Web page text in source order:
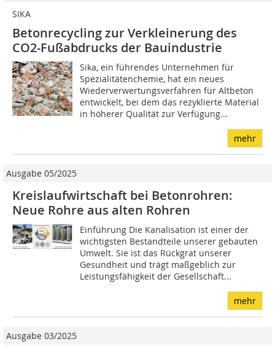
SIKA
Betonrecycling zur Verkleinerung des
CO2-Fußabdrucks der Bauindustrie
Sika, ein führendes Unternehmen für
Spezialitätenchemie, hat ein neues
Wiederverwertungsverfahren für Altbeton
entwickelt, bei dem das rezyklierte Material
in höherer Qualität zur Verfügung...
mehr
Ausgabe 05/2025
Kreislaufwirtschaft bei Betonrohren:
Neue Rohre aus alten Rohren
Einführung Die Kanalisation ist einer der
wichtigsten Bestandteile unserer gebauten
Umwelt. Sie ist das Rückgrat unserer
Gesundheit und trägt maßgeblich zur
Leistungsfähigkeit der Gesellschaft...
mehr
Ausgabe 03/2025